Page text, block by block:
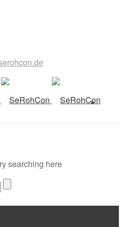
searching here